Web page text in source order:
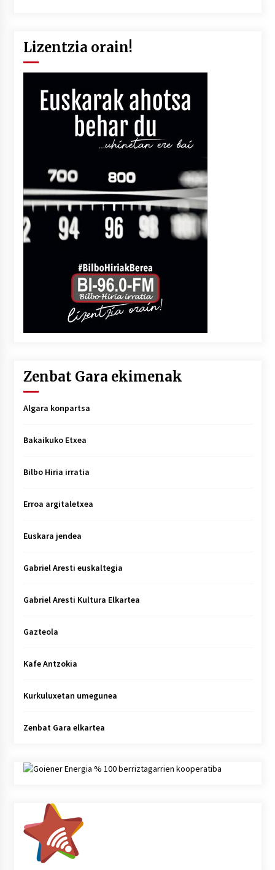
Lizentzia orain!
Zenbat Gara ekimenak
Algara konpartsa
Bakaikuko Etxea
Bilbo Hiria irratia
Erroa argitaletxea
Euskara jendea
Gabriel Aresti euskaltegia
Gabriel Aresti Kultura Elkartea
Gazteola
Kafe Antzokia
Kurkuluxetan umegunea
Zenbat Gara elkartea